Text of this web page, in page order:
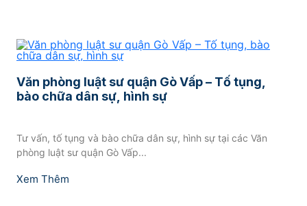
Văn phòng luật sư quận Gò Vấp – Tố tụng,
bào chữa dân sự, hình sự
Tư vấn, tố tụng và bào chữa dân sự, hình sự tại các Văn
phòng luật sư quận Gò Vấp...
Xem Thêm